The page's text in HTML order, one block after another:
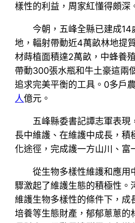
樣性的利益，周家紅懂得頗深
今朝，五峰全縣已建成
地，輻射帶動近4萬畝林地提
材蒔植面積達2萬畝，中蜂養
帶動300張水瓶和牛土豪這兩
追求完美平衡的工具。0多戶
人億元。
五峰縣委書記譚志軍表現
長中維護、在維護中成長，積
化途徑，完成護一方山川、富
從生物多樣性維護和應用
驟激起了維護生態的積極性。
維護生物多樣性的條件下，成
培養等生態財產，郁郁蔥蔥的